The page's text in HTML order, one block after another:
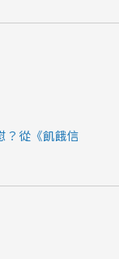
？從《飢餓信